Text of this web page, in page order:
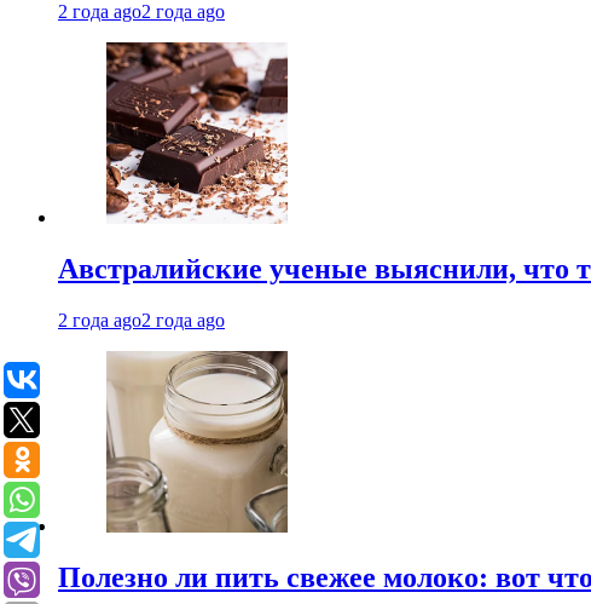
2 года ago2 года ago
Австралийские ученые выяснили, что
2 года ago2 года ago
Полезно ли пить свежее молоко: вот